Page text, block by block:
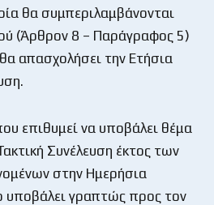
θα συμπεριλαμβάνονται
(Άρθρον 8 – Παράγραφος 5)
απασχολήσει την Ετήσια
επιθυμεί να υποβάλει θέμα
Συνέλευση έκτος των
στην Ημερήσια
υποβάλει γραπτώς προς τον